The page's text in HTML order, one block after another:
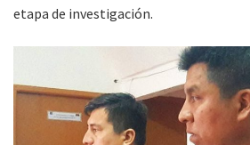
etapa de investigación.